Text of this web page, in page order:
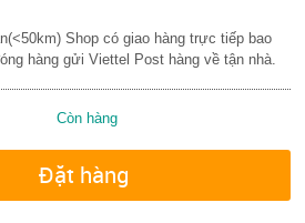
Shop có giao hàng trực tiếp bao
hàng gửi Viettel Post hàng về tận nhà.
Còn hàng
Đặt hàng